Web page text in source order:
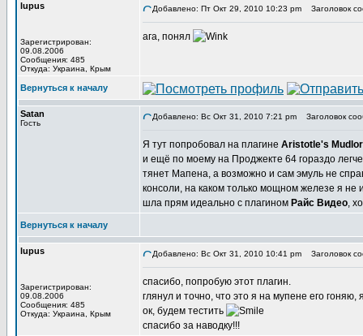
lupus
Зарегистрирован:
09.08.2006
Сообщения: 485
Откуда: Украина, Крым
Добавлено: Пт Окт 29, 2010 10:23 pm Заголовок
ага, понял
Вернуться к началу
Satan
Гость
Добавлено: Вс Окт 31, 2010 7:21 pm Заголовок
Я тут попробовал на плагине Aristotle's
и ещё по моему на Проджекте 64 гораздо
тянет Мапена, а возможно и сам эмуль не
консоли, на каком только мощном железе я не
шла прям идеально с плагином Райс Видео,
Вернуться к началу
lupus
Зарегистрирован:
09.08.2006
Сообщения: 485
Откуда: Украина, Крым
Добавлено: Вс Окт 31, 2010 10:41 pm Заголовок
спасибо, попробую этот плагин.
глянул и точно, что это я на мупене его
ок, будем тестить
спасибо за наводку!!!